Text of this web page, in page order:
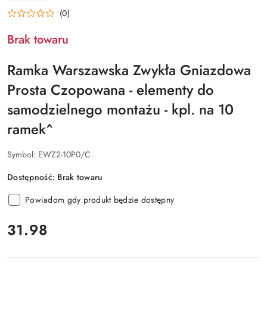
(0)
Brak towaru
Ramka Warszawska Zwykła Gniazdowa
Prosta Czopowana - elementy do
samodzielnego montażu - kpl. na 10
ramek^
Symbol: EWZ2-10P0/C
Dostępność: Brak towaru
Powiadom gdy produkt będzie dostępny
cena:
31.98